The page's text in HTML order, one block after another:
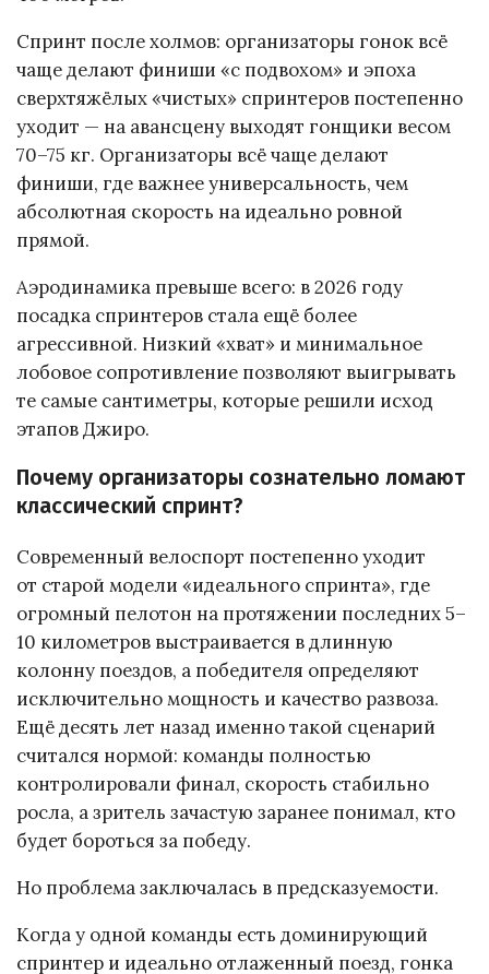
Спринт после холмов: организаторы гонок всё
чаще делают финиши «с подвохом» и эпоха
сверхтяжёлых «чистых» спринтеров постепенно
уходит — на авансцену выходят гонщики весом
70–75 кг. Организаторы всё чаще делают
финиши, где важнее универсальность, чем
абсолютная скорость на идеально ровной
прямой.
Аэродинамика превыше всего: в 2026 году
посадка спринтеров стала ещё более
агрессивной. Низкий «хват» и минимальное
лобовое сопротивление позволяют выигрывать
те самые сантиметры, которые решили исход
этапов Джиро.
Почему организаторы сознательно ломают
классический спринт?
Современный велоспорт постепенно уходит
от старой модели «идеального спринта», где
огромный пелотон на протяжении последних 5–
10 километров выстраивается в длинную
колонну поездов, а победителя определяют
исключительно мощность и качество развоза.
Ещё десять лет назад именно такой сценарий
считался нормой: команды полностью
контролировали финал, скорость стабильно
росла, а зритель зачастую заранее понимал, кто
будет бороться за победу.
Но проблема заключалась в предсказуемости.
Когда у одной команды есть доминирующий
спринтер и идеально отлаженный поезд, гонка